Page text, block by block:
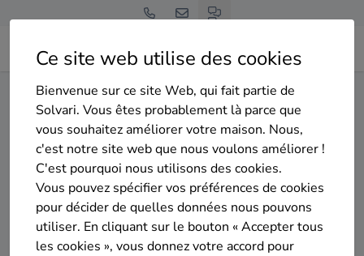
Ce site web utilise des cookies
Bienvenue sur ce site Web, qui fait partie de
Solvari. Vous êtes probablement là parce que
vous souhaitez améliorer votre maison. Nous,
c'est notre site web que nous voulons améliorer !
C'est pourquoi nous utilisons des cookies.
Vous pouvez spécifier vos préférences de cookies
pour décider de quelles données nous pouvons
utiliser. En cliquant sur le bouton « Accepter tous
les cookies », vous donnez votre accord pour
Home Isolation de la toiture Luxembourg Vaux-sur-Sûre
Gratuit et sans engagement
Top 20 des entreprises
d'isolation de la toiture à
Vaux-sur-Sûre